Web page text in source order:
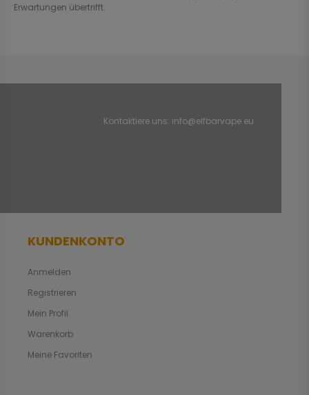
Erwartungen übertrifft.
Kontaktiere uns: info@elfbarvape.eu
KUNDENKONTO
Anmelden
Registrieren
Mein Profil
Warenkorb
Meine Favoriten